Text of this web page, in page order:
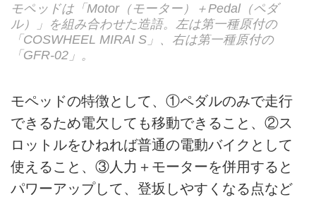
モペッドは「Motor（モーター）＋Pedal（ペダ
ル）」を組み合わせた造語。左は第一種原付の
「COSWHEEL MIRAI S」、右は第一種原付の
「GFR-02」。
モペッドの特徴として、①ペダルのみで走行
できるため電欠しても移動できること、②ス
ロットルをひねれば普通の電動バイクとして
使えること、③人力＋モーターを併用すると
パワーアップして、登坂しやすくなる点など